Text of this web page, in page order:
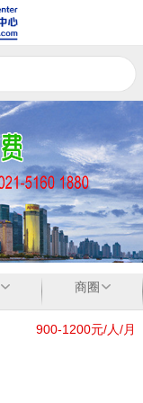
商圈
900-1200元/人/月